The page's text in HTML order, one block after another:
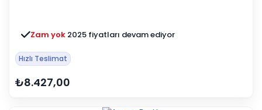
Zam yok 2025 fiyatları devam ediyor
Hızlı Teslimat
₺8.427,00